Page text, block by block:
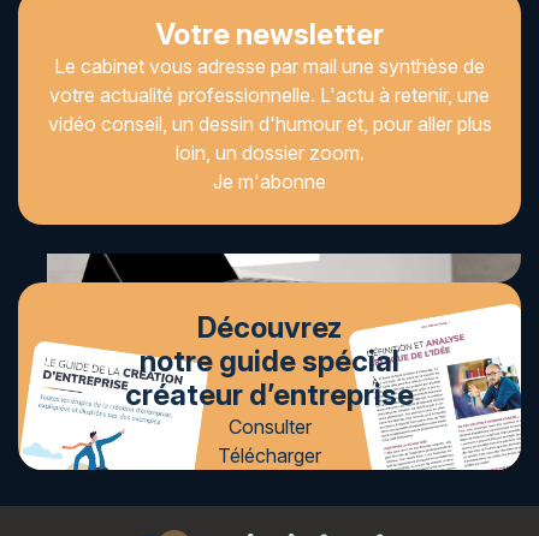
Votre newsletter
Le cabinet vous adresse par mail une synthèse de
votre actualité professionnelle. L'actu à retenir, une
vidéo conseil, un dessin d'humour et, pour aller plus
loin, un dossier zoom.
Je m'abonne
Découvrez
notre guide spécial
créateur d’entreprise
Consulter
Télécharger